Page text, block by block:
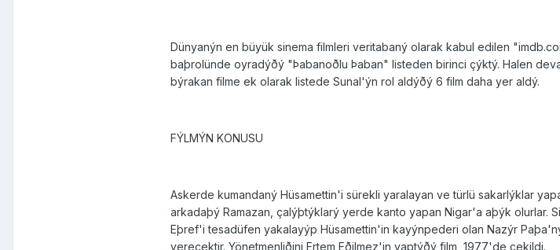
Dünyanýn en büyük sinema filmleri veritabaný olarak kabul edilen
baþrolünde oyradýðý "Þabanoðlu Þaban" listeden birinci çýktý. Halen
býrakan filme ek olarak listede Sunal'ýn rol aldýðý 6 film daha yer aldý.
FÝLMÝN KONUSU
Askerde kumandaný Hüsamettin'i sürekli yaralayan ve türlü sakarlýklar
arkadaþý Ramazan, çalýþtýklarý yerde kanto yapan Nigar'a aþýk olurlar.
Eþref'i tesadüfen yakalayýp Hüsamettin'in kayýnpederi olan Nazýr
verecektir. Yönetmenliðini Ertem Eðilmez'in yaptýðý film, 1977'de çekildi.